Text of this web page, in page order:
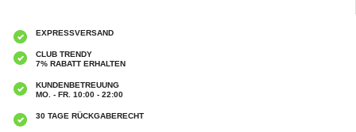
EXPRESSVERSAND
CLUB TRENDY
7% RABATT ERHALTEN
KUNDENBETREUUNG
MO. - FR. 10:00 - 22:00
30 TAGE RÜCKGABERECHT